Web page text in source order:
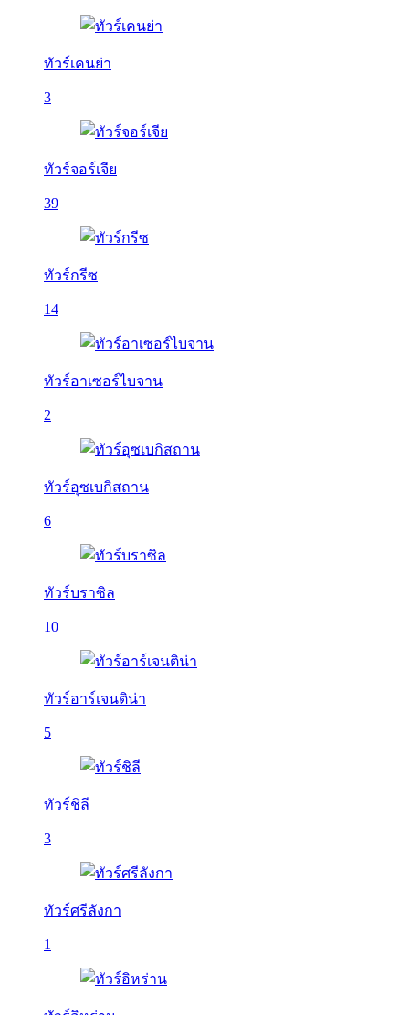
ทัวร์เคนย่า
3
ทัวร์จอร์เจีย
39
ทัวร์กรีซ
14
ทัวร์อาเซอร์ไบจาน
2
ทัวร์อุซเบกิสถาน
6
ทัวร์บราซิล
10
ทัวร์อาร์เจนติน่า
5
ทัวร์ชิลี
3
ทัวร์ศรีลังกา
1